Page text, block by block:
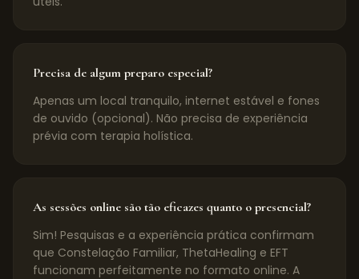
Precisa de algum preparo especial?
Apenas um local tranquilo, internet estável e fones
de ouvido (opcional). Não precisa de experiência
prévia com terapia holística.
As sessões online são tão eficazes quanto o presencial?
Sim! Pesquisas e a experiência prática confirmam
que Constelação Familiar, ThetaHealing e EFT
funcionam perfeitamente no formato online. A